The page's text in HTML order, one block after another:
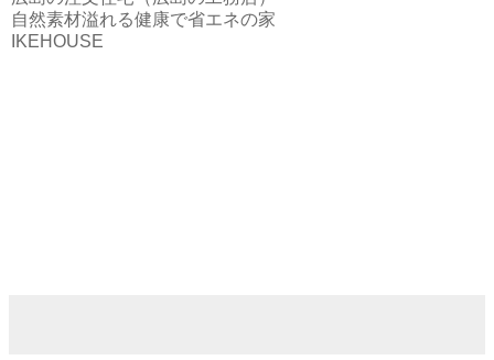
自然素材溢れる健康で省エネの家
IKEHOUSE